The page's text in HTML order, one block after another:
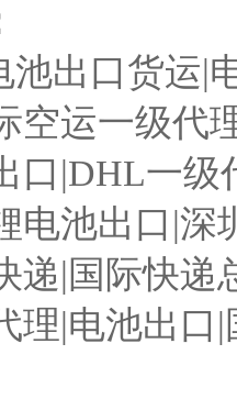
池出口货运|
空运一级代
口|DHL一
电池出口|
递|国际快
理|电池出口